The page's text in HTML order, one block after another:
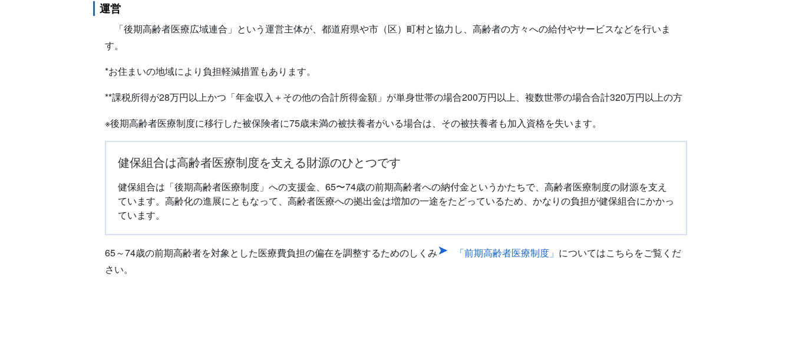
運営
「後期高齢者医療広域連合」という運営主体が、都道府県や市（区）町村と協力し、高齢者の方々への給付やサービスなどを行いま
す。
*お住まいの地域により負担軽減措置もあります。
**課税所得が28万円以上かつ「年金収入＋その他の合計所得金額」が単身世帯の場合200万円以上、複数世帯の場合合計320万円以上の方
※後期高齢者医療制度に移行した被保険者に75歳未満の被扶養者がいる場合は、その被扶養者も加入資格を失います。
健保組合は高齢者医療制度を支える財源のひとつです
健保組合は「後期高齢者医療制度」への支援金、65〜74歳の前期高齢者への納付金というかたちで、高齢者医療制度の財源を支え
ています。高齢化の進展にともなって、高齢者医療への拠出金は増加の一途をたどっているため、かなりの負担が健保組合にかかっ
ています。
65～74歳の前期高齢者を対象とした医療費負担の偏在を調整するためのしくみ 「前期高齢者医療制度」 についてはこちらをご覧くだ
さい。